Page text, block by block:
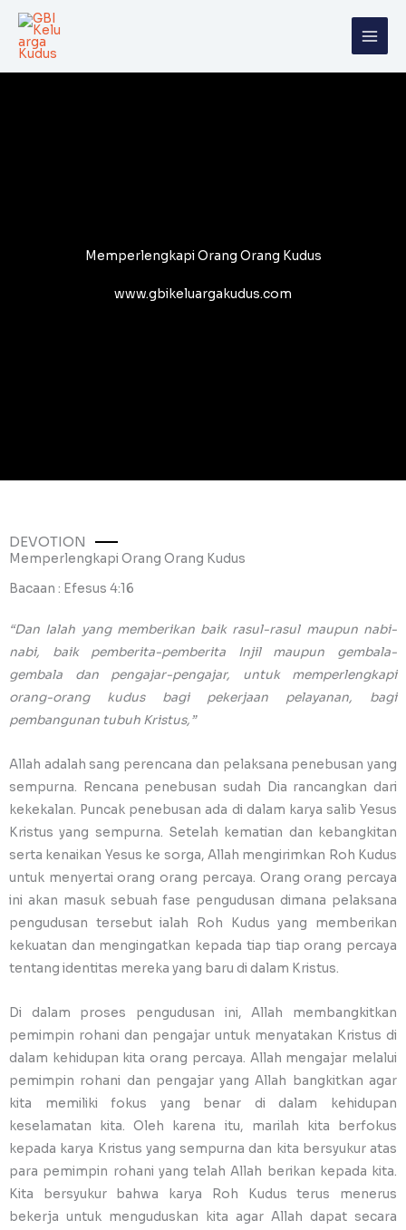
Skip
content
Memperlengkapi Orang Orang Kudus
www.gbikeluargakudus.com
DEVOTION
Memperlengkapi Orang Orang Kudus
Bacaan : Efesus 4:16
“Dan Ialah yang memberikan baik rasul-rasul maupun nabi-
nabi, baik pemberita-pemberita Injil maupun gembala-
gembala dan pengajar-pengajar, untuk memperlengkapi
orang-orang kudus bagi pekerjaan pelayanan, bagi
pembangunan tubuh Kristus,”
Allah adalah sang perencana dan pelaksana penebusan yang
sempurna. Rencana penebusan sudah Dia rancangkan dari
kekekalan. Puncak penebusan ada di dalam karya salib Yesus
Kristus yang sempurna. Setelah kematian dan kebangkitan
serta kenaikan Yesus ke sorga, Allah mengirimkan Roh Kudus
untuk menyertai orang orang percaya. Orang orang percaya
ini akan masuk sebuah fase pengudusan dimana pelaksana
pengudusan tersebut ialah Roh Kudus yang memberikan
kekuatan dan mengingatkan kepada tiap tiap orang percaya
tentang identitas mereka yang baru di dalam Kristus.
Di dalam proses pengudusan ini, Allah membangkitkan
pemimpin rohani dan pengajar untuk menyatakan Kristus di
dalam kehidupan kita orang percaya. Allah mengajar melalui
pemimpin rohani dan pengajar yang Allah bangkitkan agar
kita memiliki fokus yang benar di dalam kehidupan
keselamatan kita. Oleh karena itu, marilah kita berfokus
kepada karya Kristus yang sempurna dan kita bersyukur atas
para pemimpin rohani yang telah Allah berikan kepada kita.
Kita bersyukur bahwa karya Roh Kudus terus menerus
bekerja untuk menguduskan kita agar Allah dapat secara